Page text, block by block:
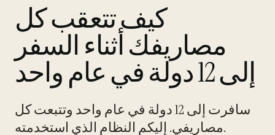
كيف تتعقب كل
مصاريفك أثناء السفر
إلى 12 دولة في عام واحد
سافرت إلى 12 دولة في عام واحد وتتبعت كل
مصاريفي. إليكم النظام الذي استخدمته.